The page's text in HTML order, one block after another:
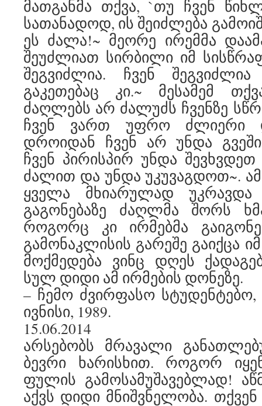
მათგანმა თქვა, `თუ ჩვენ
სათანადოდ, ის შეიძლება
ეს ძალა!~ მეორე ირემმა
შეუძლიათ სირბილი იმ
შეგვიძლია. ჩვენ
გაკეთებაც კი.~ მესამემ
ძაღლებს არ ძალუძს ჩვენზე
ჩვენ ვართ უფრო ძლიერი
დროიდან ჩვენ არ უნდა
ჩვენ პირისპირ უნდა
ძალით და უნდა უკუვაგდოთ~.
ყველა მხიარულად უკრავდა
გაგონებაზე ძაღლმა შორს
როგორც კი ირმებმა
გამონაკლისის გარეშე გაიქცა
მოქმედება ვინც დღეს
სულ დიდი ამ ირმების დონეზე.
– ჩემო ძვირფასო სტუდენტებო,
ივნისი, 1989.
15.06.2014
არსებობს მრავალი
ბევრი ხარისხით. როგორ
ფულის გამოსამუშავებლად!
აქვს დიდი მნიშვნელობა.